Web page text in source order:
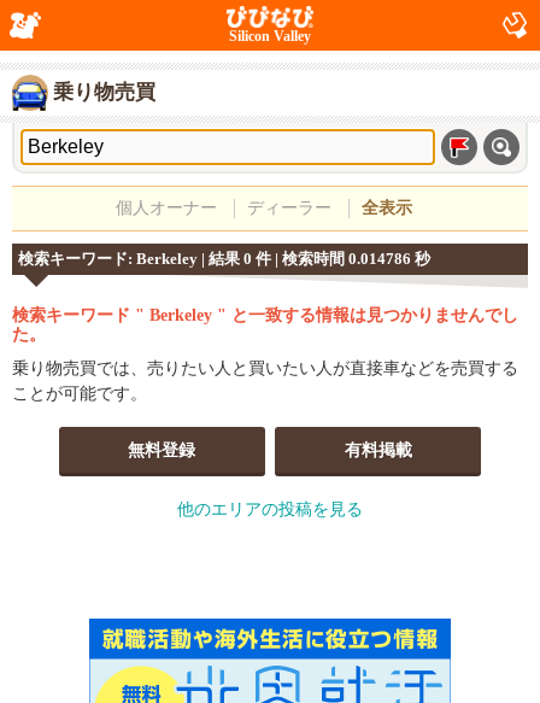
Silicon Valley
乗り物売買
個人オーナー ディーラー 全表示
検索キーワード: Berkeley | 結果 0 件 | 検索時間 0.014786 秒
検索キーワード " Berkeley " と一致する情報は見つかりませんでし
た。
乗り物売買では、売りたい人と買いたい人が直接車などを売買する
ことが可能です。
無料登録 有料掲載
他のエリアの投稿を見る